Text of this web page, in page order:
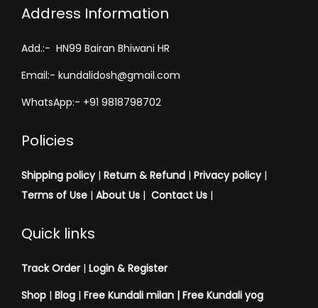
Address Information
Add.:- HN99 Bairan Bhiwani HR
Email:- kundalidosh@gmail.com
WhatsApp:- +91 9818798702
Policies
Shipping policy| Return & Refund | Privacy policy|
Terms of Use | About Us | Contact Us |
Quick links
Track Order | Login & Register
Shop | Blog | Free Kundali milan | Free Kundali yog